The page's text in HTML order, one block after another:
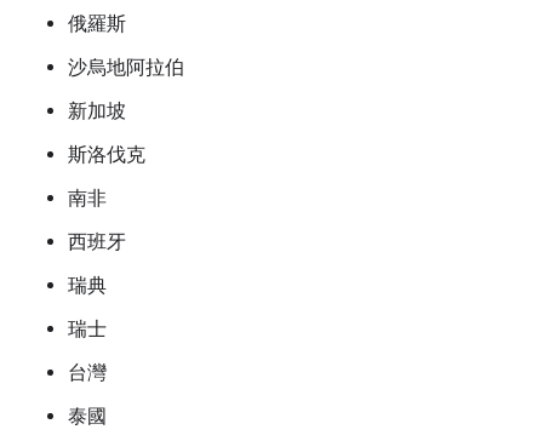
俄羅斯
沙烏地阿拉伯
新加坡
斯洛伐克
南非
西班牙
瑞典
瑞士
台灣
泰國